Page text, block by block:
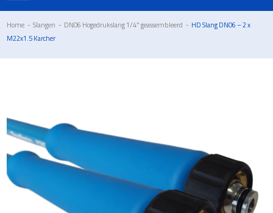
Home - Slangen - DN06 Hogedrukslang 1/4" geassembleerd - HD Slang DN06 – 2 x
M22x1.5 Karcher